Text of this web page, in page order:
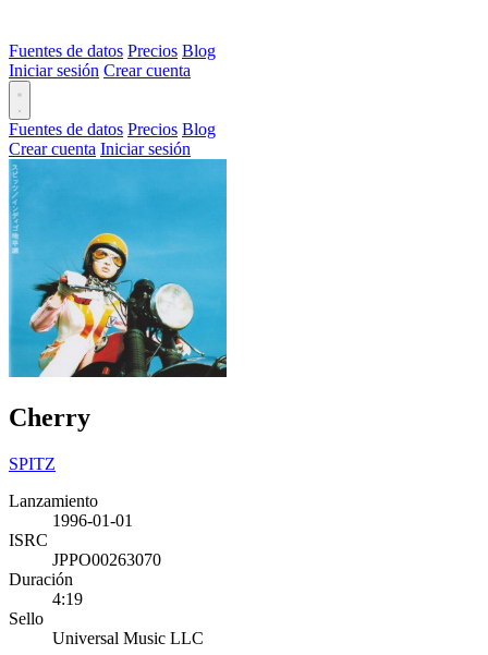
Fuentes de datos Precios Blog
Iniciar sesión Crear cuenta
Fuentes de datos Precios Blog
Crear cuenta Iniciar sesión
Cherry
SPITZ
Lanzamiento
1996-01-01
ISRC
JPPO00263070
Duración
4:19
Sello
Universal Music LLC